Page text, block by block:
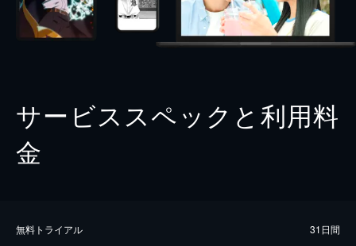
サービススペックと利用料
金
無料トライアル 31日間